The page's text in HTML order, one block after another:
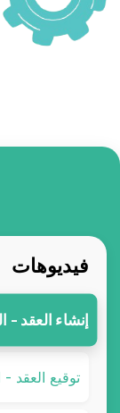
فيديوهات
إنشاء العقد -
توقيع العقد -